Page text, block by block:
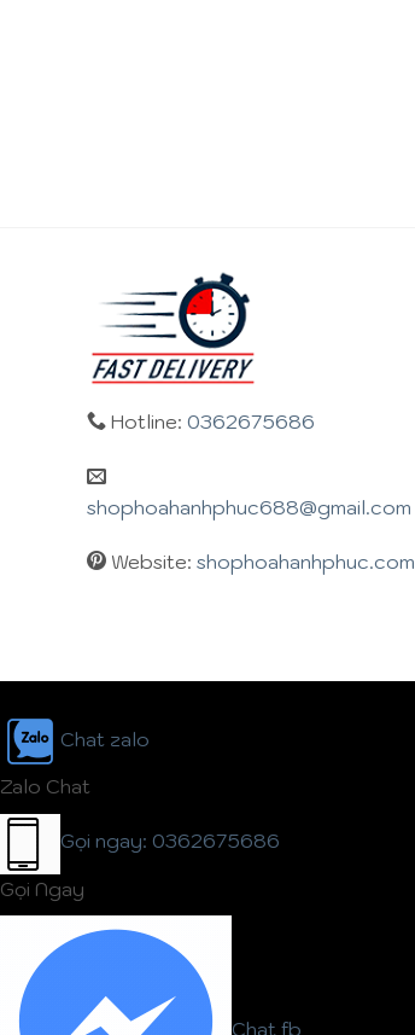
Hotline: 0362675686
shophoahanhphuc688@gmail.com
Website: shophoahanhphuc.com
Chat zalo
Zalo Chat
Gọi ngay: 0362675686
Gọi Ngay
Chat fb